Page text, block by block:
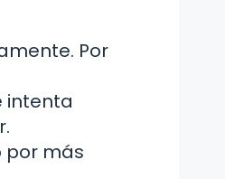
Por
intenta
por más